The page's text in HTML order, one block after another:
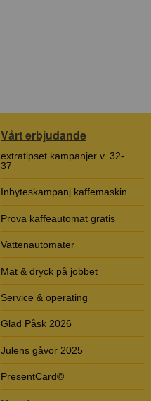
Vårt erbjudande
extratipset kampanjer v. 32-
37
Inbyteskampanj kaffemaskin
Prova kaffeautomat gratis
Vattenautomater
Mat & dryck på jobbet
Service & operating
Glad Påsk 2026
Julens gåvor 2025
PresentCard©